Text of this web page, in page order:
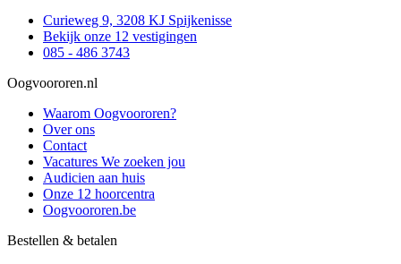
Curieweg 9, 3208 KJ Spijkenisse
Bekijk onze 12 vestigingen
085 - 486 3743
Oogvoororen.nl
Waarom Oogvoororen?
Over ons
Contact
Vacatures We zoeken jou
Audicien aan huis
Onze 12 hoorcentra
Oogvoororen.be
Bestellen & betalen